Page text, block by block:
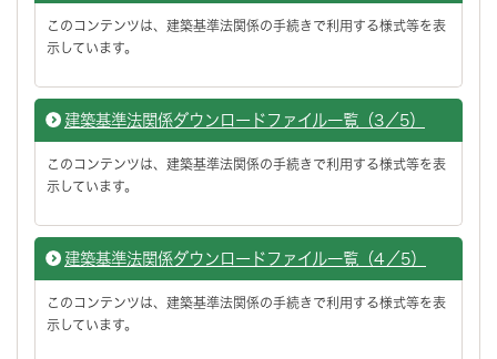
このコンテンツは、建築基準法関係の手続きで利用する様式等を表
示しています。
建築基準法関係ダウンロードファイル一覧（3／5）
このコンテンツは、建築基準法関係の手続きで利用する様式等を表
示しています。
建築基準法関係ダウンロードファイル一覧（4／5）
このコンテンツは、建築基準法関係の手続きで利用する様式等を表
示しています。